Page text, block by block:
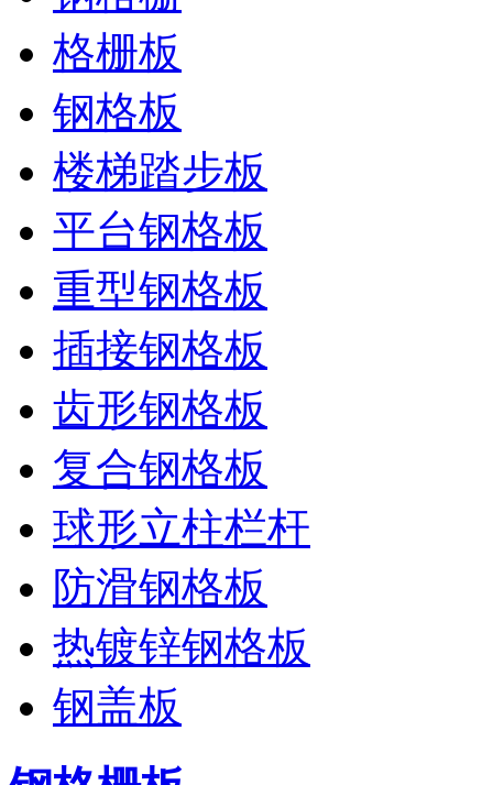
格栅板
钢格板
楼梯踏步板
平台钢格板
重型钢格板
插接钢格板
齿形钢格板
复合钢格板
球形立柱栏杆
防滑钢格板
热镀锌钢格板
钢盖板